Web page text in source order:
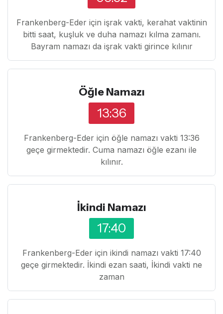
Frankenberg-Eder için işrak vakti, kerahat vaktinin
bitti saat, kuşluk ve duha namazı kılma zamanı.
Bayram namazı da işrak vakti girince kılınır
Öğle Namazı
13:36
Frankenberg-Eder için öğle namazı vakti 13:36
geçe girmektedir. Cuma namazı öğle ezanı ile
kılınır.
İkindi Namazı
17:40
Frankenberg-Eder için ikindi namazı vakti 17:40
geçe girmektedir. İkindi ezan saati, İkindi vakti ne
zaman